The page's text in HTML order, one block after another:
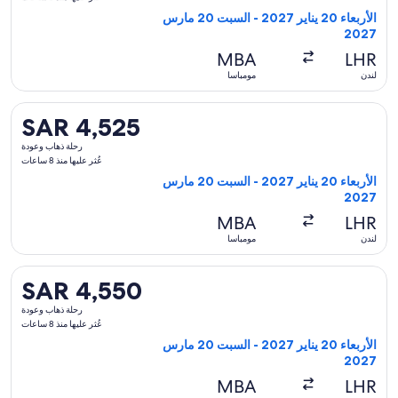
8
ساعات
الأربعاء 20 يناير 2027 - السبت 20 مارس
2027
LHR
لندن
MBA
مومباسا
SAR 4,525
رحلة
8
ساعات
SAR 4,525
رحلة ذهاب وعودة
عُثر عليها منذ 8 ساعات
الأربعاء 20 يناير 2027 - السبت 20 مارس
2027
LHR
لندن
MBA
مومباسا
تحديد رحلة طيران ⁦الخطوط الجوية التركية⁩ المغادِرة في ⁦الأربعاء 20 يناير 2027⁩ من ⁦لندن⁩ إلى ⁦مومباسا⁩، والعائدة في ⁦السبت 20 مارس 2027⁩، بسعر ⁦SAR 4,525⁩ عُثر عليها منذ 8 ساعات
SAR 4,550
رحلة
SAR 4,550
رحلة ذهاب وعودة
عُثر عليها منذ 8 ساعات
الأربعاء 20 يناير 2027 - السبت 20 مارس
2027
LHR
MBA
تحديد رحلة طيران ⁦الخطوط الجوية التركية⁩ المغادِرة في ⁦الأربعاء 20 يناير 2027⁩ من ⁦لندن⁩ إلى ⁦مومباسا⁩، والعائدة في ⁦السبت 20 مارس 2027⁩، بسعر ⁦SAR 4,550⁩ عُثر عليها منذ 8 ساعات